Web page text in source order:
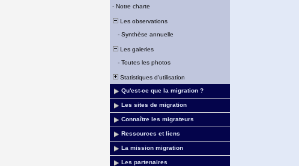
- Notre charte
Les observations
- Synthèse annuelle
Les galeries
- Toutes les photos
Statistiques d'utilisation
Qu'est-ce que la migration ?
Les sites de migration
Connaître les migrateurs
Ressources et liens
La mission migration
Les partenaires